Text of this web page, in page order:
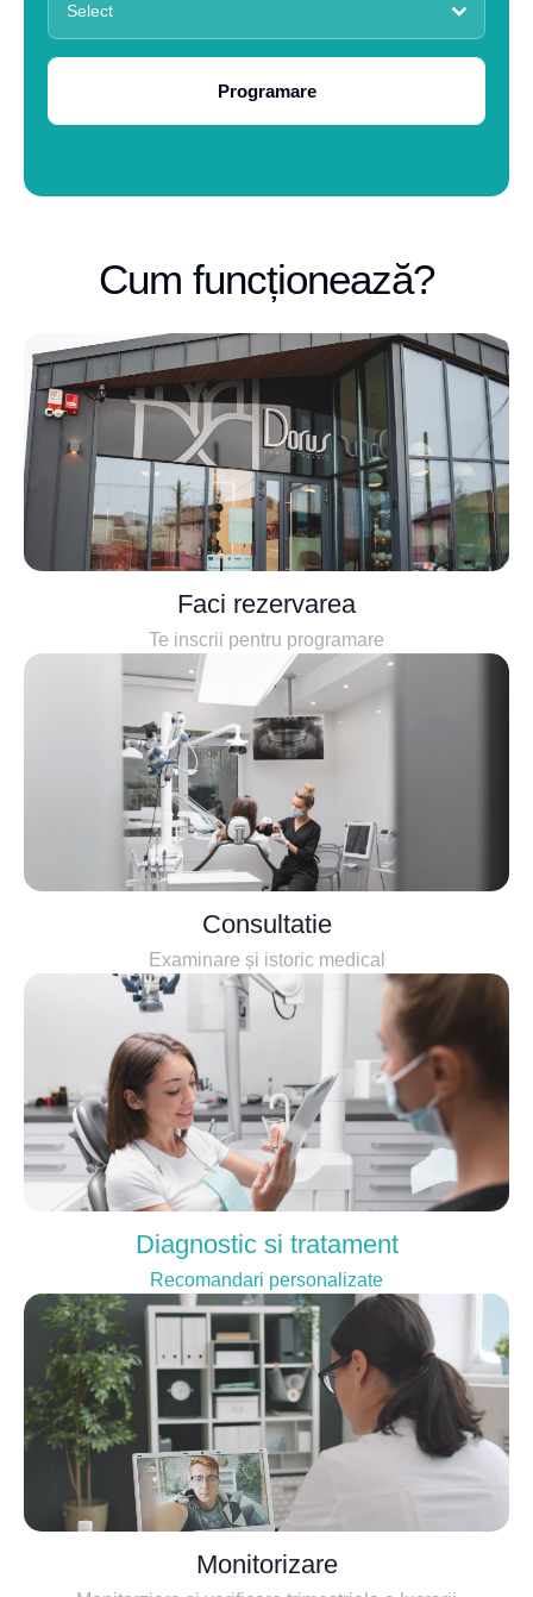
Select
Programare
Cum funcționează?
Faci rezervarea
Te inscrii pentru programare
Consultatie
Examinare și istoric medical
Diagnostic si tratament
Recomandari personalizate
Monitorizare